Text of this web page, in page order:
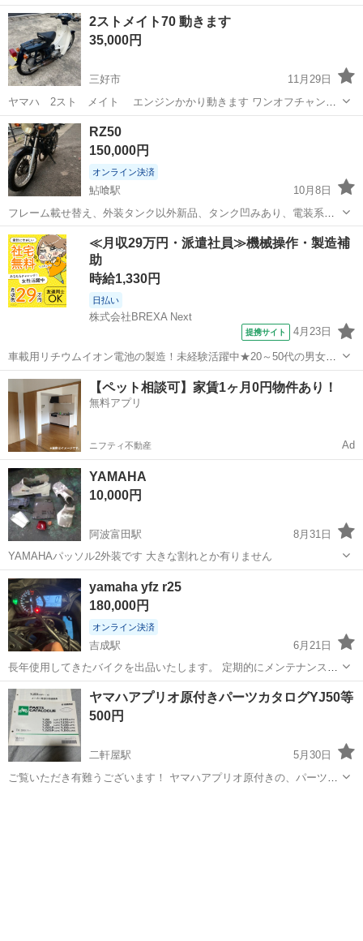
ほど。 自賠責四年入ってます。 値下げOK
徳島 小松島市 立江駅 ヤマハ ジョグ
2ストメイト70 動きます
35,000円
三好市
11月29日
ヤマハ 2スト メイト エンジンかかり動きます ワンオフチャンバ
ー シャコタン 直キャブ 不都合も多いです。 修理前提でお考え下さ
い。
徳島 三好市
RZ50
150,000円
オンライン決済
鮎喰駅
10月8日
フレーム載せ替え、外装タンク以外新品、タンク凹みあり、電装系新
品、バッテリー載せたらセル使えます。今は押しがけです。現状不
動。 エンジンシリンダーとピストン中古ですが交換してます。 異音が
するのでベアリング交換かウォータポン...
徳島 徳島市 鮎喰駅 ヤマハ タンク
≪月収29万円・派遣社員≫機械操作・製造補
助
時給1,330円
日払い
株式会社BREXA Next
提携サイト 4月23日
車載用リチウムイオン電池の製造！未経験活躍中★20～50代の男女活
躍中！寮費無料★備品付き1R寮完備！自宅からマイカー通勤OK！無料
駐車場完備◎正社員登用制度あり！《徳島県板野郡松茂町》 人気の工
場のお仕事 ◇車載用リチウ...
徳島 その他
【ペット相談可】家賃1ヶ月0円物件あり！
無料アプリ
ニフティ不動産 Ad
YAMAHA
10,000円
阿波富田駅
8月31日
YAMAHAパッソル2外装です 大きな割れとか有りません
徳島 徳島市
yamaha yfz r25
180,000円
オンライン決済
吉成駅
6月21日
長年使用してきたバイクを出品いたします。 定期的にメンテナンスを
行っており、状態は良好です。 写真のとおり、傷や擦れがございます
ので、実物をご確認いただき、納得された上でご購入をお願いいたし
ます。 中古品のため、購入後の保...
徳島 徳島市 吉成駅 ヤマハ r25
ヤマハアプリオ原付きパーツカタログYJ50等
500円
二軒屋駅
5月30日
ご覧いただき有難うございます！ ヤマハアプリオ原付きの、パーツカ